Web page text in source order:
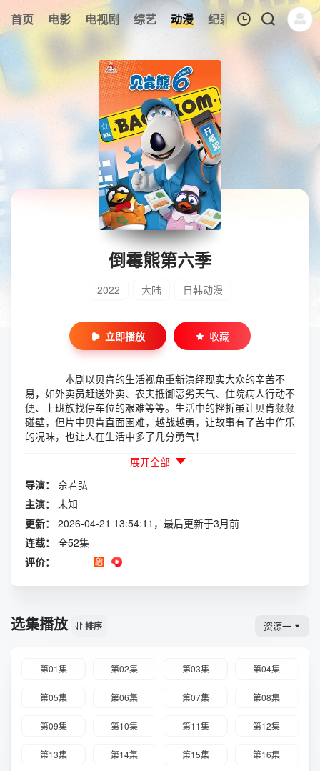
首页 电影 电视剧 综艺 动漫 纪录片 午夜剧场
我的观影记录
暂无观看影片的记录
倒霉熊第六季
2022 大陆 日韩动漫
立即播放 收藏
本剧以贝肯的生活视角重新演绎现实大众的辛苦不
易，如外卖员赶送外卖、农夫抵御恶劣天气、住院病人行动不
便、上班族找停车位的艰难等等。生活中的挫折虽让贝肯频频
碰壁，但片中贝肯直面困难，越战越勇，让故事有了苦中作乐
的况味，也让人在生活中多了几分勇气！
展开全部
导演：
佘若弘
主演：
未知
更新：
2026-04-21 13:54:11，最后更新于3月前
连载：
全52集
评价：
选集播放 排序 资源一
第01集 第02集 第03集 第04集
第05集 第06集 第07集 第08集
第09集 第10集 第11集 第12集
第13集 第14集 第15集 第16集